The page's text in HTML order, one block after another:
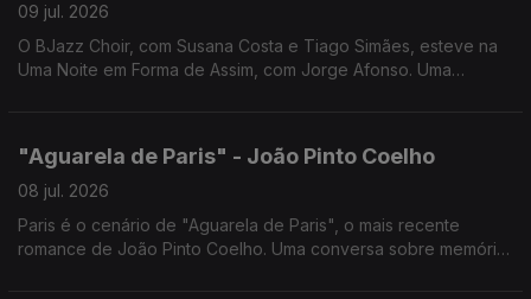
09 jul. 2026
O BJazz Choir, com Susana Costa e Tiago Simães, esteve na
Uma Noite em Forma de Assim, com Jorge Afonso. Uma
"Aguarela de Paris" - João Pinto Coelho
08 jul. 2026
Paris é o cenário de "Aguarela de Paris", o mais recente
romance de João Pinto Coelho. Uma conversa sobre memória,